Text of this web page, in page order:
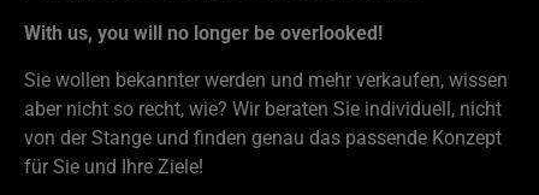
With us, you will no longer be overlooked!
Sie wollen bekannter werden und mehr verkaufen, wissen
aber nicht so recht, wie? Wir beraten Sie individuell, nicht
von der Stange und finden genau das passende Konzept
für Sie und Ihre Ziele!